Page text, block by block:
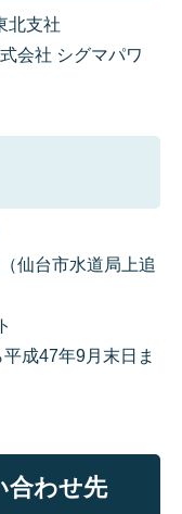
北支社
会社 シグマパワ
仙台市水道局上追
成47年9月末日ま
合わせ先